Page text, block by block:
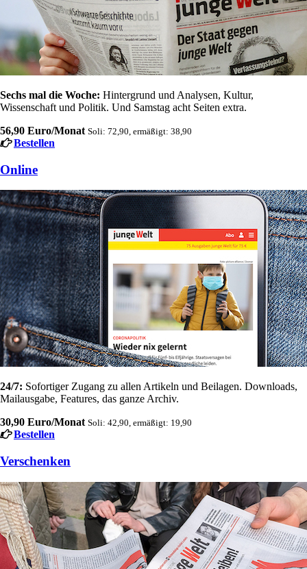
Sechs mal die Woche: Hintergrund und Analysen, Kultur,
Wissenschaft und Politik. Und Samstag acht Seiten extra.
56,90 Euro/Monat Soli: 72,90, ermäßigt: 38,90
Bestellen
Online
24/7: Sofortiger Zugang zu allen Artikeln und Beilagen. Downloads,
Mailausgabe, Features, das ganze Archiv.
30,90 Euro/Monat Soli: 42,90, ermäßigt: 19,90
Bestellen
Verschenken